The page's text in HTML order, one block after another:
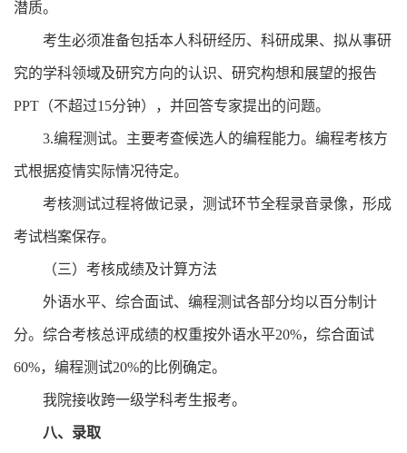
潜质。
考生必须准备包括本人科研经历、科研成果、拟从事研
究的学科领域及研究方向的认识、研究构想和展望的报告
PPT （不超过15分钟），并回答专家提出的问题。
3.编程测试。主要考查候选人的编程能力。编程考核方
式根据疫情实际情况待定。
考核测试过程将做记录，测试环节全程录音录像，形成
考试档案保存。
（三）考核成绩及计算方法
外语水平、综合面试、编程测试各部分均以百分制计
分。综合考核总评成绩的权重按外语水平20%，综合面试
60%，编程测试20%的比例确定。
我院接收跨一级学科考生报考。
八、录取